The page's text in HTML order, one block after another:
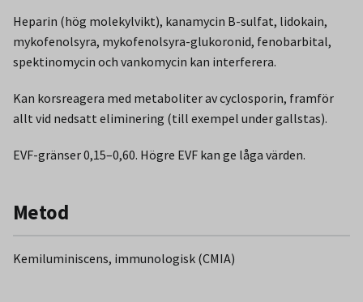
riktområdet 50-150 μg/L för dalvärden (morgonprov).
För höga doser och då följaktligen höga koncentrationer
nedsatt njurfunktion som kan förbli bestående. Därtill finns
risk för leverskada och andra biverkningar. För låga
koncentrationer kan innebära risk för avstötning. All
farmakodynamiskt med många andra läkemedel. Alla
cyklosporinnivån, exempelvis: Feno-barbital, Fenytoin,
Karbamazepin. Mediciner som inhiberar CYP3A4 i levern
Heparin (hög molekylvikt), kanamycin B-sulfat, lidokain,
mykofenolsyra, mykofenolsyra-glukoronid, fenobarbital,
spektinomycin och vankomycin kan interferera.
Kan korsreagera med metaboliter av cyclosporin, framför
allt vid nedsatt eliminering (till exempel under gallstas).
EVF-gränser 0,15–0,60. Högre EVF kan ge låga värden.
Metod
Kemiluminiscens, immunologisk (CMIA)